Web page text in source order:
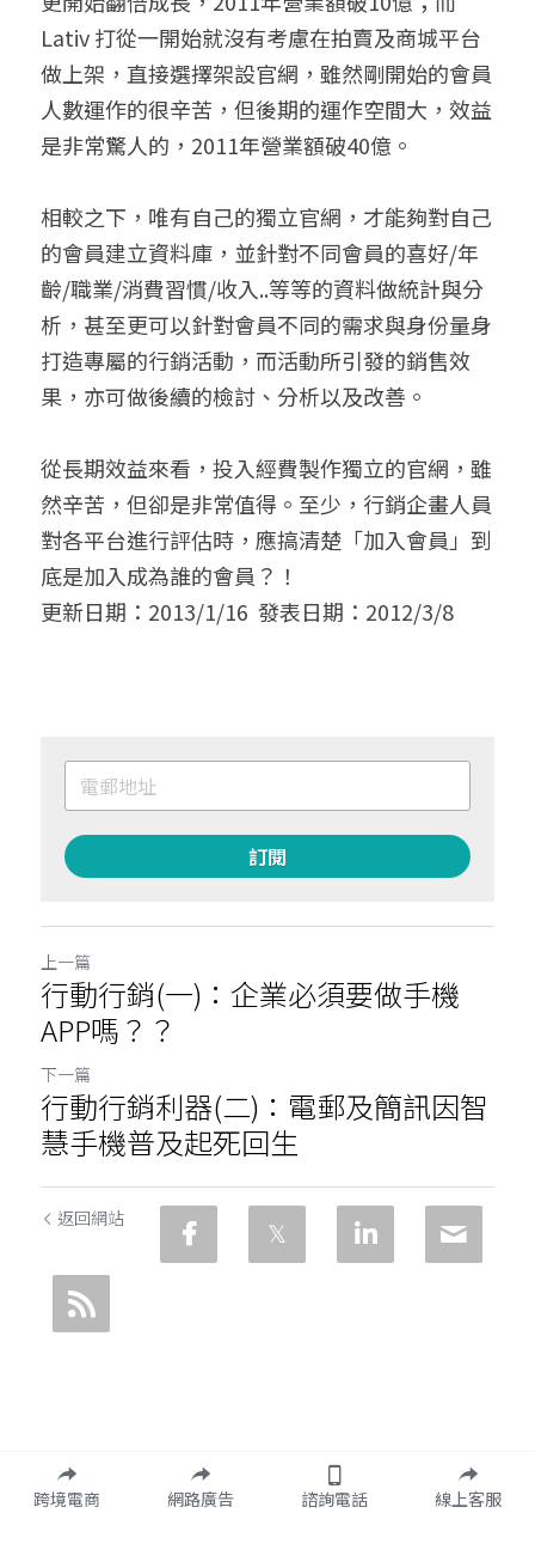
Lativ 打從一開始就沒有考慮在拍賣及商城平台
做上架，直接選擇架設官網，雖然剛開始的會員
人數運作的很辛苦，但後期的運作空間大，效益
是非常驚人的，2011年營業額破40億。
相較之下，唯有自己的獨立官網，才能夠對自己
的會員建立資料庫，並針對不同會員的喜好/年
齡/職業/消費習慣/收入..等等的資料做統計與分
析，甚至更可以針對會員不同的需求與身份量身
打造專屬的行銷活動，而活動所引發的銷售效
果，亦可做後續的檢討、分析以及改善。
從長期效益來看，投入經費製作獨立的官網，雖
然辛苦，但卻是非常值得。至少，行銷企畫人員
對各平台進行評估時，應搞清楚「加入會員」到
底是加入成為誰的會員？！
更新日期：2013/1/16  發表日期：2012/3/8
訂閱
上一篇
行動行銷(一)：企業必須要做手機
APP嗎？？
下一篇
行動行銷利器(二)：電郵及簡訊因智
慧手機普及起死回生
返回網站
跨境電商 網路廣告 諮詢電話 線上客服